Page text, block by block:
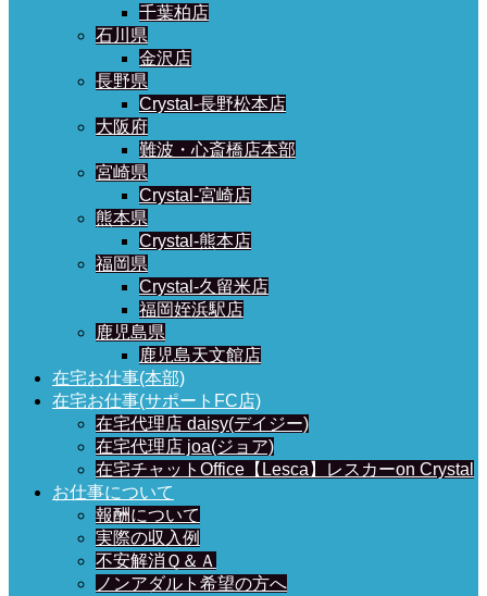
千葉柏店
石川県
金沢店
長野県
Crystal-長野松本店
大阪府
難波・心斎橋店本部
宮崎県
Crystal-宮崎店
熊本県
Crystal-熊本店
福岡県
Crystal-久留米店
福岡姪浜駅店
鹿児島県
鹿児島天文館店
在宅お仕事(本部)
在宅お仕事(サポートFC店)
在宅代理店 daisy(デイジー)
在宅代理店 joa(ジョア)
在宅チャットOffice【Lesca】レスカーon Crystal
お仕事について
報酬について
実際の収入例
不安解消Ｑ＆Ａ
ノンアダルト希望の方へ